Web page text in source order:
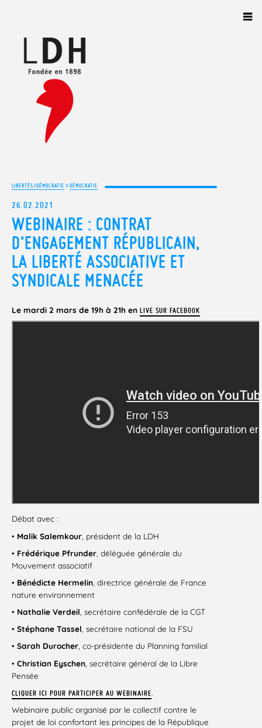
LIBERTÉS/DÉMOCRATIE >DÉMOCRATIE
26.02.2021
WEBINAIRE : CONTRAT
D’ENGAGEMENT RÉPUBLICAIN,
LA LIBERTÉ ASSOCIATIVE ET
SYNDICALE MENACÉE
Le mardi 2 mars de 19h à 21h en LIVE SUR FACEBOOK
Débat avec :
• Malik Salemkour , président de la LDH
• Frédérique Pfrunder , déléguée générale du
Mouvement associatif
• Bénédicte Hermelin , directrice générale de France
nature environnement
• Nathalie Verdeil , secrétaire confédérale de la CGT
• Stéphane Tassel , secrétaire national de la FSU
• Sarah Durocher, co-présidente du Planning familial
• Christian Eyschen , secrétaire général de la Libre
Pensée
CLIQUER ICI POUR PARTICIPER AU WEBINAIRE.
Webinaire public organisé par le collectif contre le
projet de loi confortant les principes de la République